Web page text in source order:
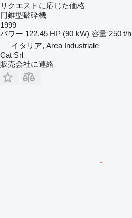
リクエストに応じた価格
円錐型破砕機
1999
パワー 122.45 HP (90 kW) 容量 250 t/h
イタリア, Area Industriale
Cat Srl
販売会社に連絡